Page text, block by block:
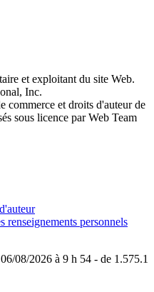
et exploitant du site Web.
Inc.
commerce et droits d'auteur de
sous licence par Web Team
renseignements personnels
08/2026 à 9 h 54 - de 1.575.1